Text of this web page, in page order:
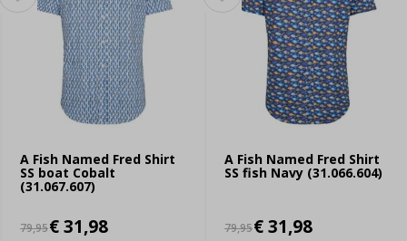
A Fish Named Fred Shirt
SS boat Cobalt
(31.067.607)
79,95€ 31,98
A Fish Named Fred Shirt
SS fish Navy (31.066.604)
79,95€ 31,98